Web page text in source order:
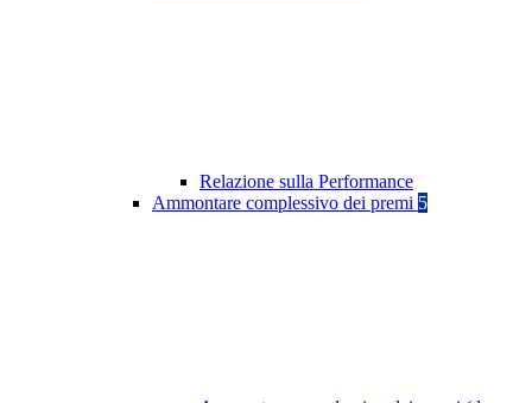
Relazione sulla Performance
Ammontare complessivo dei premi 5